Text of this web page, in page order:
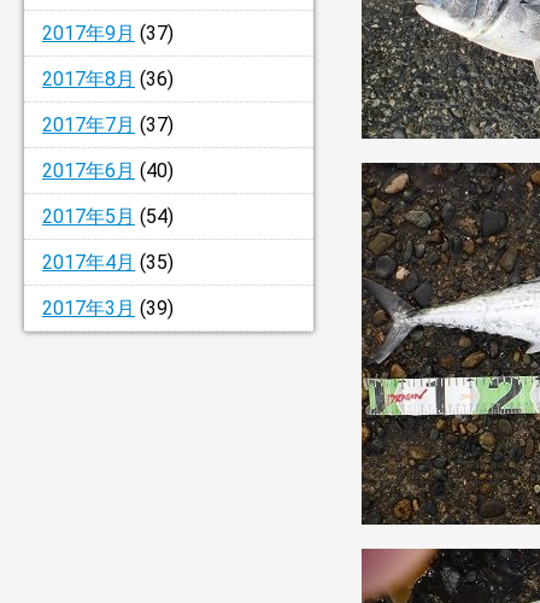
2017年9月 (37)
2017年8月 (36)
2017年7月 (37)
2017年6月 (40)
2017年5月 (54)
2017年4月 (35)
2017年3月 (39)